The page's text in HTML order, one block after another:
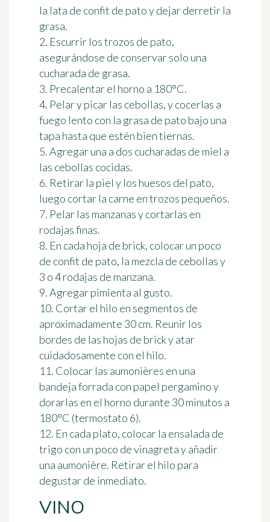
la lata de confit de pato y dejar derretir la
grasa.
2. Escurrir los trozos de pato,
asegurándose de conservar solo una
cucharada de grasa.
3. Precalentar el horno a 180°C.
4. Pelar y picar las cebollas, y cocerlas a
fuego lento con la grasa de pato bajo una
tapa hasta que estén bien tiernas.
5. Agregar una a dos cucharadas de miel a
las cebollas cocidas.
6. Retirar la piel y los huesos del pato,
luego cortar la carne en trozos pequeños.
7. Pelar las manzanas y cortarlas en
rodajas finas.
8. En cada hoja de brick, colocar un poco
de confit de pato, la mezcla de cebollas y
3 o 4 rodajas de manzana.
9. Agregar pimienta al gusto.
10. Cortar el hilo en segmentos de
aproximadamente 30 cm. Reunir los
bordes de las hojas de brick y atar
cuidadosamente con el hilo.
11. Colocar las aumonières en una
bandeja forrada con papel pergamino y
dorarlas en el horno durante 30 minutos a
180°C (termostato 6).
12. En cada plato, colocar la ensalada de
trigo con un poco de vinagreta y añadir
una aumonière. Retirar el hilo para
degustar de inmediato.
VINO